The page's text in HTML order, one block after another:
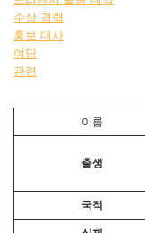
수상 경력
홍보 대사
여담
관련
이름
출생
국적